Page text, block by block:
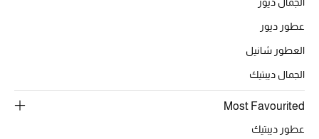
دليل ملتزمات الحقائب
أبرز المصممين
عطور ديور
العطور شانيل
الجمال ديبتيك
Most Favourited
عطور ديبتيك